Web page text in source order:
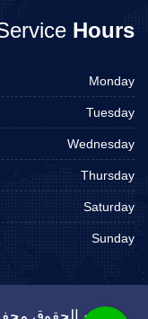
Hours
Monday
Tuesday
Wednesday
Thursday
Saturday
Sunday